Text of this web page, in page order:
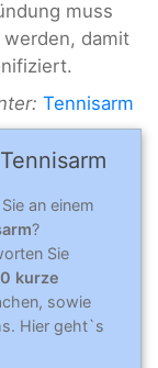
muss
werden, damit
Tennisarm
an einem
?
Sie
kurze
sowie
Hier geht`s